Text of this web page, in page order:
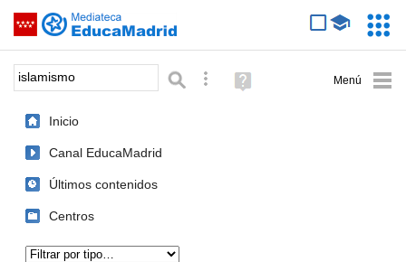
Saltar navegación
Palabra o frase: Búsqueda avanzada
Ayuda
(en
Inicio
Canal EducaMadrid
Últimos contenidos
Centros